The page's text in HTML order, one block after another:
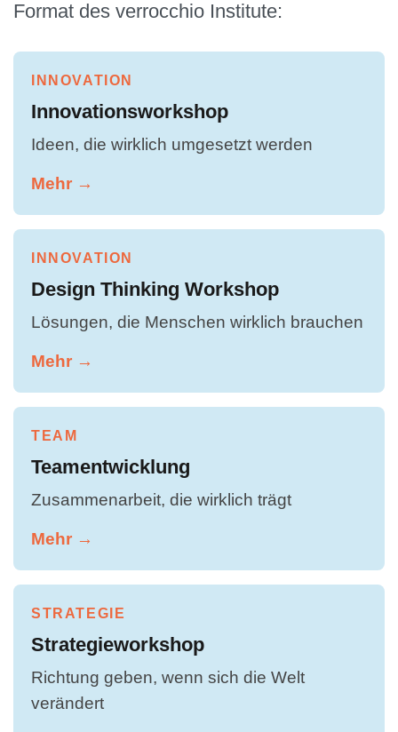
Format des verrocchio Institute:
INNOVATION
Innovationsworkshop
Ideen, die wirklich umgesetzt werden
Mehr →
INNOVATION
Design Thinking Workshop
Lösungen, die Menschen wirklich brauchen
Mehr →
TEAM
Teamentwicklung
Zusammenarbeit, die wirklich trägt
Mehr →
STRATEGIE
Strategieworkshop
Richtung geben, wenn sich die Welt
verändert